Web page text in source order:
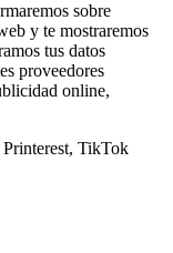
sobre
y te mostraremos
tus datos
proveedores
online,
TikTok